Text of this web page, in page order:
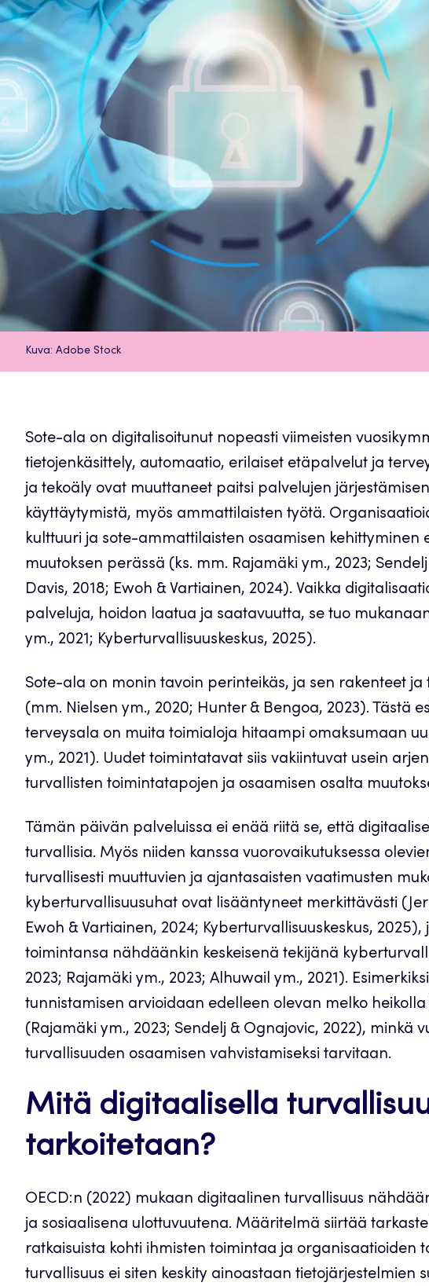
Kuva: Adobe Stock
Sote-ala on digitalisoitunut nopeasti viimeisten
tietojenkäsittely, automaatio, erilaiset etäpalvelut ja
ja tekoäly ovat muuttaneet paitsi palvelujen
käyttäytymistä, myös ammattilaisten työtä.
kulttuuri ja sote-ammattilaisten osaamisen kehittyminen
muutoksen perässä (ks. mm. Rajamäki ym., 2023;
Davis, 2018; Ewoh & Vartiainen, 2024). Vaikka
palveluja, hoidon laatua ja saatavuutta, se tuo
ym., 2021; Kyberturvallisuuskeskus, 2025).
Sote-ala on monin tavoin perinteikäs, ja sen rakenteet
(mm. Nielsen ym., 2020; Hunter & Bengoa, 2023). Tästä
terveysala on muita toimialoja hitaampi omaksumaan
ym., 2021). Uudet toimintatavat siis vakiintuvat usein
turvallisten toimintatapojen ja osaamisen osalta
Tämän päivän palveluissa ei enää riitä se, että
turvallisia. Myös niiden kanssa vuorovaikutuksessa
turvallisesti muuttuvien ja ajantasaisten vaatimusten
kyberturvallisuusuhat ovat lisääntyneet merkittävästi
Ewoh & Vartiainen, 2024; Kyberturvallisuuskeskus,
toimintansa nähdäänkin keskeisenä tekijänä
2023; Rajamäki ym., 2023; Alhuwail ym., 2021).
tunnistamisen arvioidaan edelleen olevan melko
(Rajamäki ym., 2023; Sendelj & Ognajovic, 2022), minkä
turvallisuuden osaamisen vahvistamiseksi tarvitaan.
Mitä digitaalisella
tarkoitetaan?
OECD:n (2022) mukaan digitaalinen turvallisuus
ja sosiaalisena ulottuvuutena. Määritelmä siirtää
ratkaisuista kohti ihmisten toimintaa ja organisaatioiden
turvallisuus ei siten keskity ainoastaan tietojärjestelmien